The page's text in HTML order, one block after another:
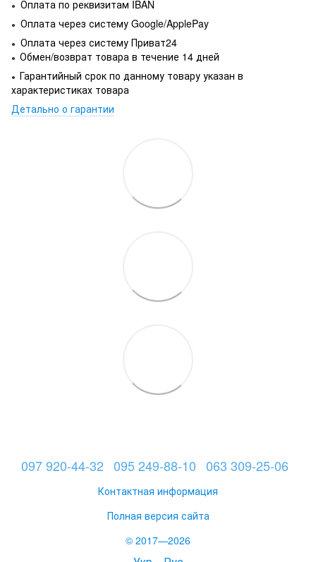
● Оплата по реквизитам IBAN
● Оплата через систему Google/ApplePay
● Оплата через систему Приват24
● Обмен/возврат товара в течение 14 дней
● Гарантийный срок по данному товару указан в
характеристиках товара
Детально о гарантии
097 920-44-32 095 249-88-10 063 309-25-06
Контактная информация
Полная версия сайта
© 2017—2026